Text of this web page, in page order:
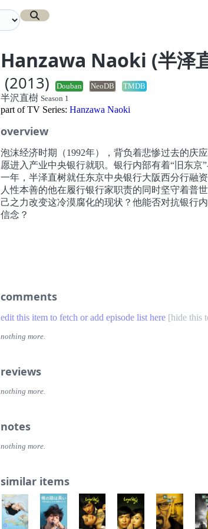
Hanzawa Naoki (半泽
(2013) Douban NeoDB
TMDB
半沢直樹 Season 1
part of TV Series: Hanzawa Naoki
overview
泡沫经济时期（1992年），背负着悲惨过去的庆
愿进入产业中央银行就职。银行内部有着“旧东京
一年，半泽直树就任东京中央银行大阪西分行融
人性本善的他在履行银行家职责的同时坚守着普
己之力改变这冷漠腐化的现状？他能否对抗银行
信念？
comments
edit this item to fetch or add episode list here [hide this
nothing more.
reviews
nothing more.
notes
nothing more.
similar items